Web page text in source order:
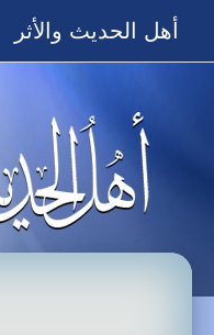
أهل الحديث والأثر